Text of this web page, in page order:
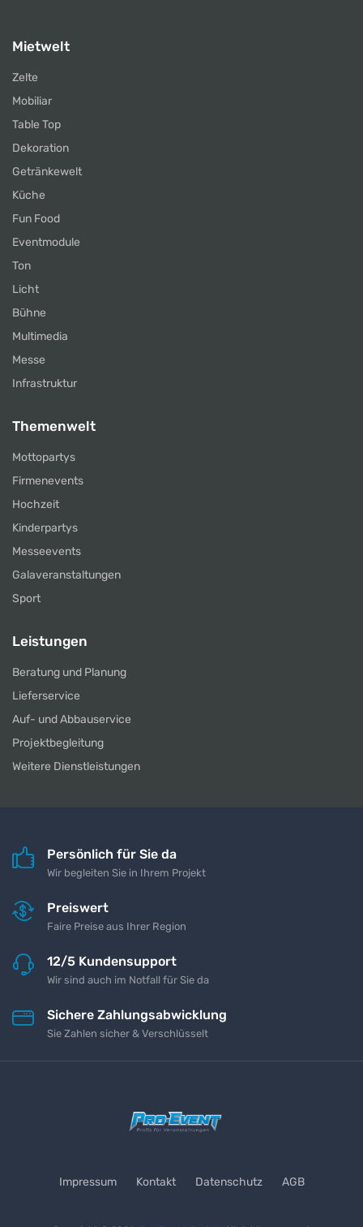
Mietwelt
Zelte
Mobiliar
Table Top
Dekoration
Getränkewelt
Küche
Fun Food
Eventmodule
Ton
Licht
Bühne
Multimedia
Messe
Infrastruktur
Themenwelt
Mottopartys
Firmenevents
Hochzeit
Kinderpartys
Messeevents
Galaveranstaltungen
Sport
Leistungen
Beratung und Planung
Lieferservice
Auf- und Abbauservice
Projektbegleitung
Weitere Dienstleistungen
Persönlich für Sie da
Wir begleiten Sie in Ihrem Projekt
Preiswert
Faire Preise aus Ihrer Region
12/5 Kundensupport
Wir sind auch im Notfall für Sie da
Sichere Zahlungsabwicklung
Sie Zahlen sicher & Verschlüsselt
Impressum Kontakt Datenschutz AGB